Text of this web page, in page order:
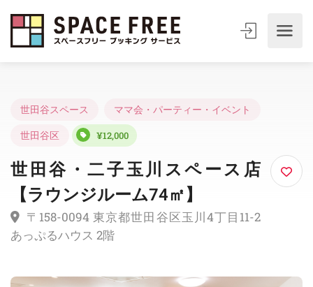
世田谷スペース
ママ会・パーティー・イベント
世田谷区
¥12,000
世田谷・二子玉川スペース店
【ラウンジルーム74㎡】
〒158-0094 東京都世田谷区玉川4丁目11-2
あっぷるハウス 2階